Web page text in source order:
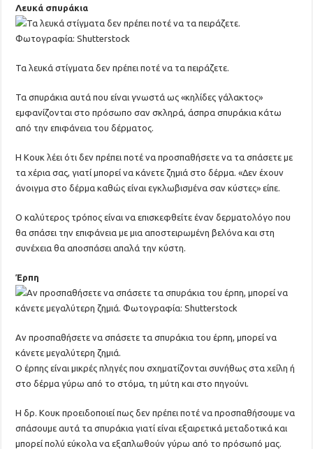
Λευκά σπυράκια
Τα λευκά στίγματα δεν πρέπει ποτέ να τα πειράζετε.
Τα σπυράκια αυτά που είναι γνωστά ως «κηλίδες γάλακτος»
εμφανίζονται στο πρόσωπο σαν σκληρά, άσπρα σπυράκια κάτω
από την επιφάνεια του δέρματος.
Η Κουκ λέει ότι δεν πρέπει ποτέ να προσπαθήσετε να τα σπάσετε με
τα χέρια σας, γιατί μπορεί να κάνετε ζημιά στο δέρμα. «Δεν έχουν
άνοιγμα στο δέρμα καθώς είναι εγκλωβισμένα σαν κύστες» είπε.
Ο καλύτερος τρόπος είναι να επισκεφθείτε έναν δερματολόγο που
θα σπάσει την επιφάνεια με μια αποστειρωμένη βελόνα και στη
συνέχεια θα αποσπάσει απαλά την κύστη.
Έρπη
Αν προσπαθήσετε να σπάσετε τα σπυράκια του έρπη, μπορεί να
κάνετε μεγαλύτερη ζημιά.
Ο έρπης είναι μικρές πληγές που σχηματίζονται συνήθως στα χείλη ή
στο δέρμα γύρω από το στόμα, τη μύτη και στο πηγούνι.
Η δρ. Κουκ προειδοποιεί πως δεν πρέπει ποτέ να προσπαθήσουμε να
σπάσουμε αυτά τα σπυράκια γιατί είναι εξαιρετικά μεταδοτικά και
μπορεί πολύ εύκολα να εξαπλωθούν γύρω από το πρόσωπό μας.